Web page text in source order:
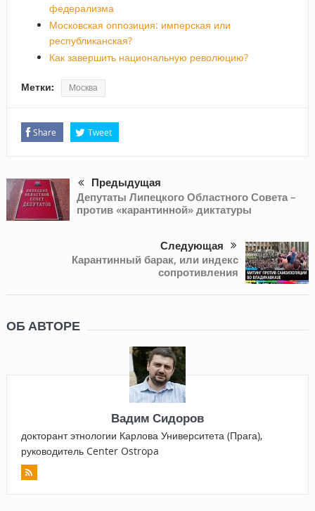
федерализма
Московская оппозиция: имперская или
республиканская?
Как завершить национальную революцию?
Метки: Москва
Share Tweet
Предыдущая
Депутаты Липецкого Областного Совета –
против «карантинной» диктатуры
Следующая
Карантинный барак, или индекс
сопротивления
ОБ АВТОРЕ
Вадим Сидоров
докторант этнологии Карлова Университета (Прага),
руководитель Center Ostropa